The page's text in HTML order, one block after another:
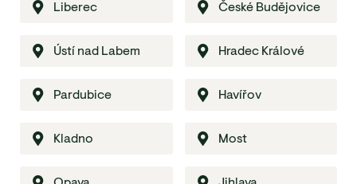
Liberec České Budějovice
Ústí nad Labem Hradec Králové
Pardubice Havířov
Kladno Most